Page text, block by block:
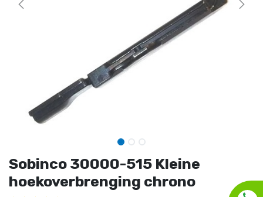
Sobinco 30000-515 Kleine
hoekoverbrenging chrono